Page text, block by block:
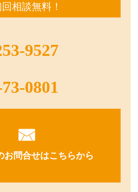
相談無料！
9527
0801
お問合せはこちらから